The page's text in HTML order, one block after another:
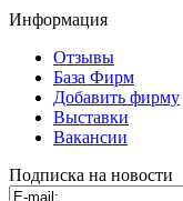
Информация
Отзывы
База Фирм
Добавить фирму
Выставки
Вакансии
Подписка на новости